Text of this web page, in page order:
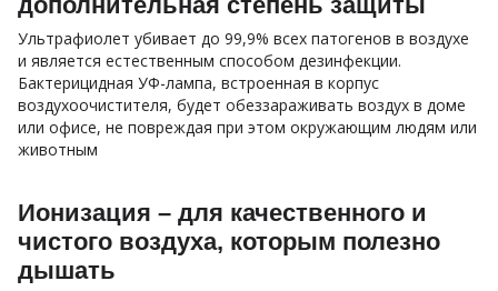
Ультрафиолет убивает до 99,9% всех патогенов в воздухе
и является естественным способом дезинфекции.
Бактерицидная УФ-лампа, встроенная в корпус
воздухоочистителя, будет обеззараживать воздух в доме
или офисе, не повреждая при этом окружающим людям или
животным
Ионизация – для качественного и
чистого воздуха, которым полезно
дышать